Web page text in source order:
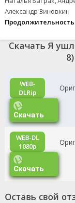
Александр Зиновкин
Скачать Я
WEB-
DLRip
Скачать
WEB-DL
1080p
Скачать
Оставь свой